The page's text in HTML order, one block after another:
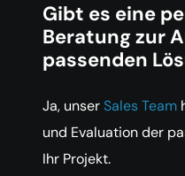
Gibt es eine
Beratung zur
passenden
Ja, unserSales Team
und Evaluation der
Ihr Projekt.